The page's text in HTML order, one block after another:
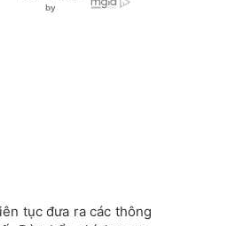
tục đưa ra các thông